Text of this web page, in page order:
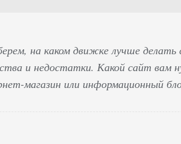
на каком движке лучше
и недостатки. Какой сайт
магазин или информационный